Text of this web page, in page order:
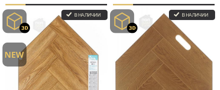
В НАЛИЧИИ В НАЛИЧИИ